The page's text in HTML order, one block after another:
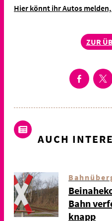
Hier könnt ihr Autos
ZUR
AUCH
Bahn
knapp